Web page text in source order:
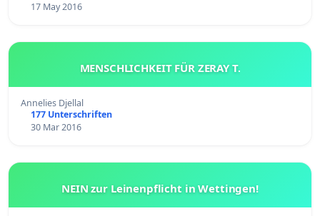
17 May 2016
MENSCHLICHKEIT FÜR ZERAY T.
Annelies Djellal
177 Unterschriften
30 Mar 2016
NEIN zur Leinenpflicht in Wettingen!